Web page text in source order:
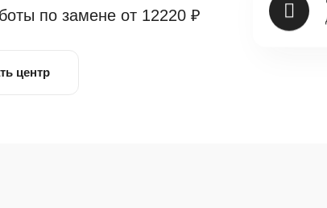
по замене от 12220 ₽
центр